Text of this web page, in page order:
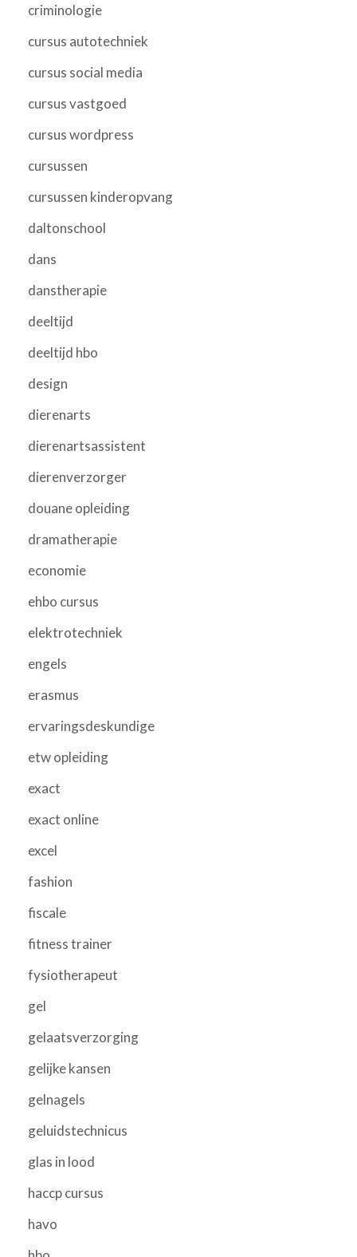
criminologie
cursus autotechniek
cursus social media
cursus vastgoed
cursus wordpress
cursussen
cursussen kinderopvang
daltonschool
dans
danstherapie
deeltijd
deeltijd hbo
design
dierenarts
dierenartsassistent
dierenverzorger
douane opleiding
dramatherapie
economie
ehbo cursus
elektrotechniek
engels
erasmus
ervaringsdeskundige
etw opleiding
exact
exact online
excel
fashion
fiscale
fitness trainer
fysiotherapeut
gel
gelaatsverzorging
gelijke kansen
gelnagels
geluidstechnicus
glas in lood
haccp cursus
havo